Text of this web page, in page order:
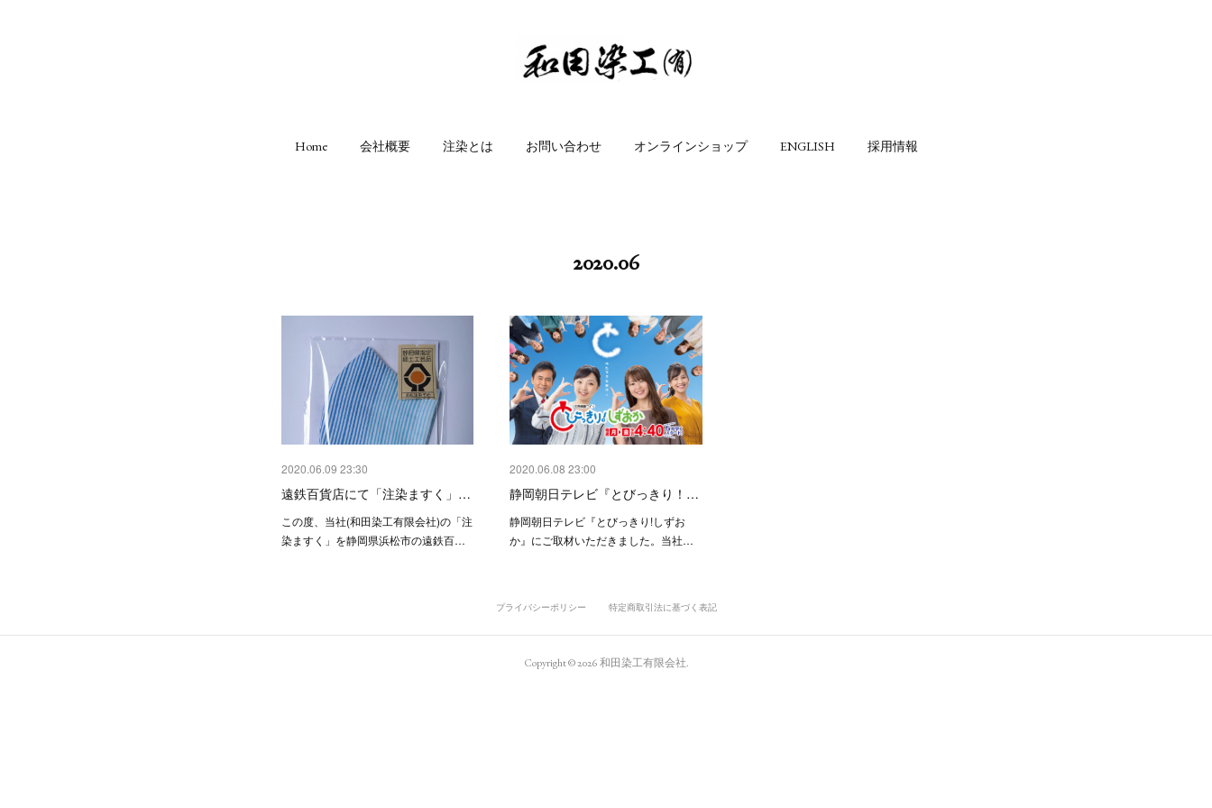
Home 会社概要 注染とは お問い合わせ オンラインショップ ENGLISH 採用情報
2020.06
2020.06.09 23:30
遠鉄百貨店にて「注染ますく」…
この度、当社(和田染工有限会社)の「注
染ますく」を静岡県浜松市の遠鉄百…
2020.06.08 23:00
静岡朝日テレビ『とびっきり！…
静岡朝日テレビ『とびっきり!しずお
か』にご取材いただきました。当社…
プライバシーポリシー 特定商取引法に基づく表記
Copyright ©2026和田染工有限会社.